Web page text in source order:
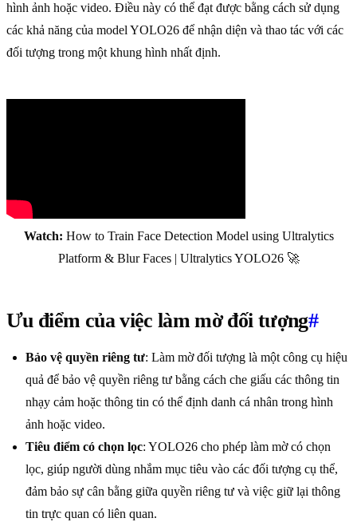
hình ảnh hoặc video. Điều này có thể đạt được bằng cách sử dụng
các khả năng của model YOLO26 để nhận diện và thao tác với các
đối tượng trong một khung hình nhất định.
Watch: How to Train Face Detection Model using Ultralytics
Platform & Blur Faces | Ultralytics YOLO26 🚀
Ưu điểm của việc làm mờ đối tượng#
Bảo vệ quyền riêng tư: Làm mờ đối tượng là một công cụ hiệu
quả để bảo vệ quyền riêng tư bằng cách che giấu các thông tin
nhạy cảm hoặc thông tin có thể định danh cá nhân trong hình
ảnh hoặc video.
Tiêu điểm có chọn lọc: YOLO26 cho phép làm mờ có chọn
lọc, giúp người dùng nhắm mục tiêu vào các đối tượng cụ thể,
đảm bảo sự cân bằng giữa quyền riêng tư và việc giữ lại thông
tin trực quan có liên quan.